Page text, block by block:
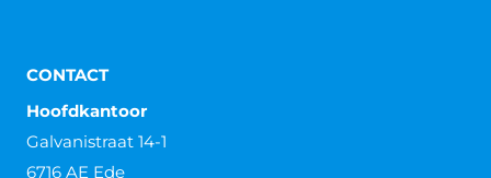
CONTACT
Hoofdkantoor
Galvanistraat 14-1
6716 AE Ede